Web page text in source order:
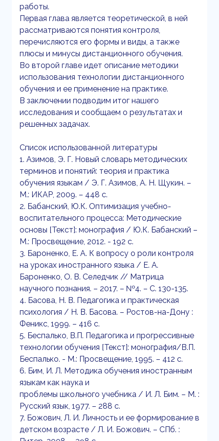
работы.
Первая глава является теоретической, в ней
рассматриваются понятия контроля,
перечисляются его формы и виды, а также
плюсы и минусы дистанционного обучения.
Во второй главе идет описание методики
использования технологии дистанционного
обучения и ее применение на практике.
В заключении подводим итог нашего
исследования и сообщаем о результатах и
решенных задачах.
Список использованной литературы
1. Азимов, Э. Г. Новый словарь методических
терминов и понятий: теория и практика
обучения языкам / Э. Г. Азимов, А. Н. Щукин. –
М.: ИКАР, 2009. – 448 с.
2. Бабанский, Ю.К. Оптимизация учебно-
воспитательного процесса: Методические
основы [Текст]: монография / Ю.К. Бабанский –
М.: Просвещение, 2012. - 192 с.
3. Бароненко, Е. А. К вопросу о роли контроля
на уроках иностранного языка / Е. А.
Бароненко, О. В. Селедчик // Матрица
научного познания. – 2017. – №4. – С. 130-135.
4. Басова, Н. В. Педагогика и практическая
психология / Н. В. Басова. – Ростов-на-Дону :
Феникс, 1999. – 416 с.
5. Беспалько, В.П. Педагогика и прогрессивные
технологии обучения [Текст]: монография/В.П.
Беспалько. - М.: Просвещение, 1995. – 412 с.
6. Бим, И. Л. Методика обучения иностранным
языкам как наука и
проблемы школьного учебника / И. Л. Бим. – М. :
Русский язык, 1977. – 288 с.
7. Божович, Л. И. Личность и ее формирование в
детском возрасте / Л. И. Божович. – СПб. :